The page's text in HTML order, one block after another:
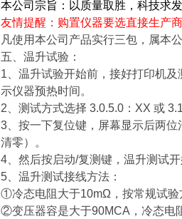
本公司宗旨：以质量取胜，科技求
友情提醒：购置仪器要选直接生产
凡使用本公司产品实行三包，属本
五、 温升试验：
1、温升试验开始前，接好打印机
示仪器预热时间。
2、测试方式选择 3.0.5.0：XX 或
3、按一下复位键，屏幕显示后两
清零）。
4、然后按启动/复测键，温升测试
5、温升测试接线方法：
①冷态电阻大于10mΩ，按常规试验
②变压器容是大于90MCA，冷态电